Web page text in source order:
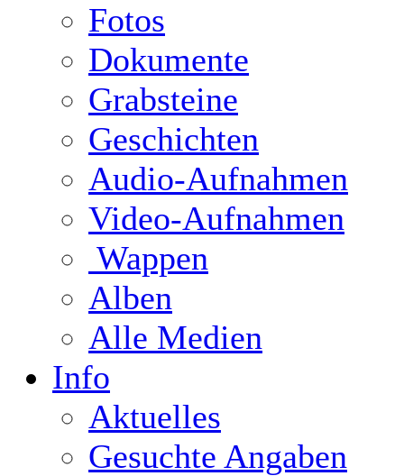
Fotos
Dokumente
Grabsteine
Geschichten
Audio-Aufnahmen
Video-Aufnahmen
Wappen
Alben
Alle Medien
Info
Aktuelles
Gesuchte Angaben